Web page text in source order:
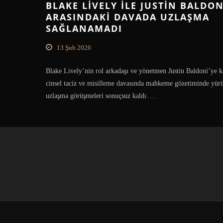
BLAKE LIVELY ILE JUSTIN
ARASINDAKI DAVADA UZLAŞMA
SAĞLANAMADI
13 Şub 2026
Blake Lively’nin rol arkadaşı ve yönetmen Justin Baldoni’ye
cinsel taciz ve misilleme davasında mahkeme gözetiminde
uzlaşma görüşmeleri sonuçsuz kaldı. ...